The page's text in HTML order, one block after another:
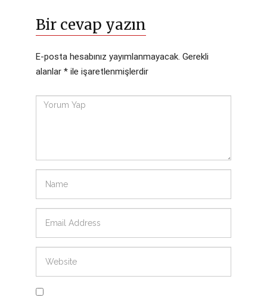
Bir cevap yazın
E-posta hesabınız yayımlanmayacak. Gerekli
alanlar * ile işaretlenmişlerdir